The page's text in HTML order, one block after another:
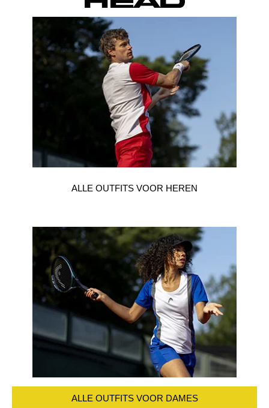
ALLE OUTFITS VOOR HEREN
ALLE OUTFITS VOOR DAMES